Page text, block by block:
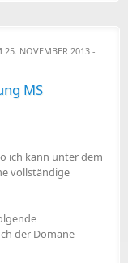
25. NOVEMBER 2013 -
MS
ich kann unter dem
vollständige
der Domäne